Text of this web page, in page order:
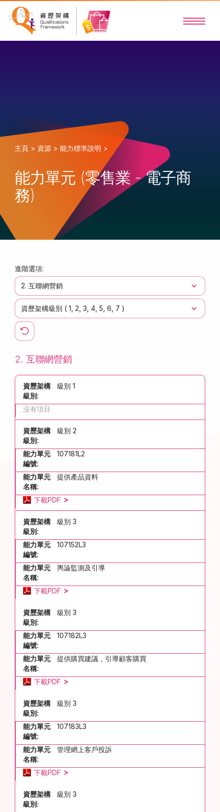
主頁 > 資源 > 能力標準說明 >
能力單元 (零售業 - 電子商
務)
進階選項:
2. 互聯網營銷
資歷架構級別 ( 1 2 3 4 5 6 7 )
2. 互聯網營銷
資歷架構
級別:
級別 1
沒有項目
資歷架構
級別:
級別 2
能力單元
編號:
107181L2
能力單元
名稱:
提供產品資料
下載PDF
資歷架構
級別:
級別 3
能力單元
編號:
107152L3
能力單元
名稱:
輿論監測及引導
下載PDF
資歷架構
級別:
級別 3
能力單元
編號:
107182L3
能力單元
名稱:
提供購買建議，引導顧客購買
下載PDF
資歷架構
級別:
級別 3
能力單元
編號:
107183L3
能力單元
名稱:
管理網上客戶投訴
下載PDF
資歷架構
級別:
級別 3